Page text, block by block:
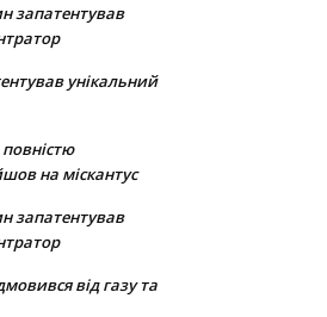
запатентував
унікальний
на міскантус
запатентував
від газу та